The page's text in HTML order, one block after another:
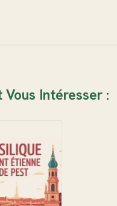
Intéresser :